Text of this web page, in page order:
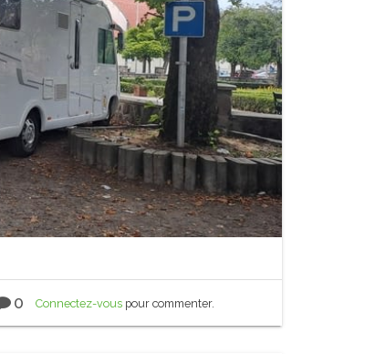
0 Connectez-vous pour commenter.